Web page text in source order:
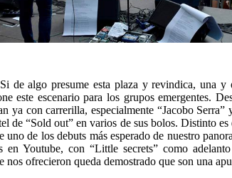
de algo presume esta plaza y revindica, una
este escenario para los grupos emergentes.
ya con carrerilla, especialmente “Jacobo Serra”
de “Sold out” en varios de sus bolos. Distinto
uno de los debuts más esperado de nuestro
en Youtube, con “Little secrets” como
ofrecieron queda demostrado que son una